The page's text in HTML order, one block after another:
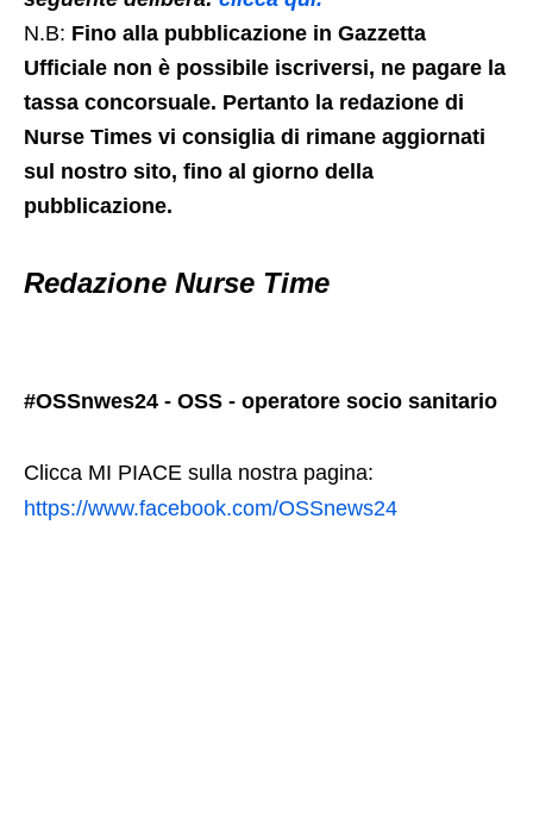
N.B: Fino alla pubblicazione in Gazzetta
Ufficiale non è possibile iscriversi, ne pagare la
tassa concorsuale. Pertanto la redazione di
Nurse Times vi consiglia di rimane aggiornati
sul nostro sito, fino al giorno della
pubblicazione.
Redazione Nurse Time
#OSSnwes24 - OSS - operatore socio sanitario
Clicca MI PIACE sulla nostra pagina:
https://www.facebook.com/OSSnews24